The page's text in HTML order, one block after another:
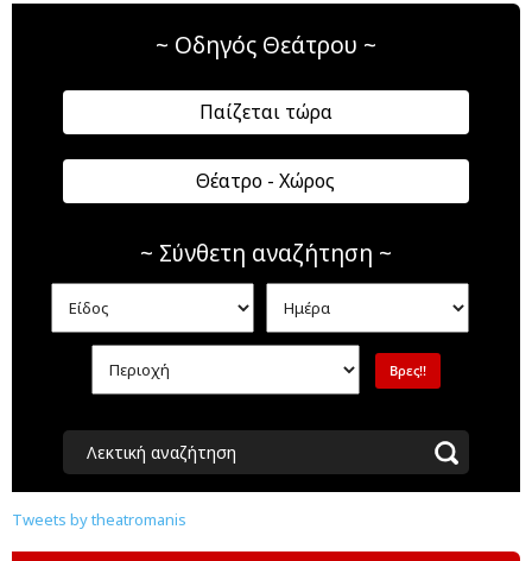
~ Οδηγός Θεάτρου ~
Παίζεται τώρα
Θέατρο - Χώρος
~ Σύνθετη αναζήτηση ~
Λεκτική αναζήτηση
Tweets by theatromanis